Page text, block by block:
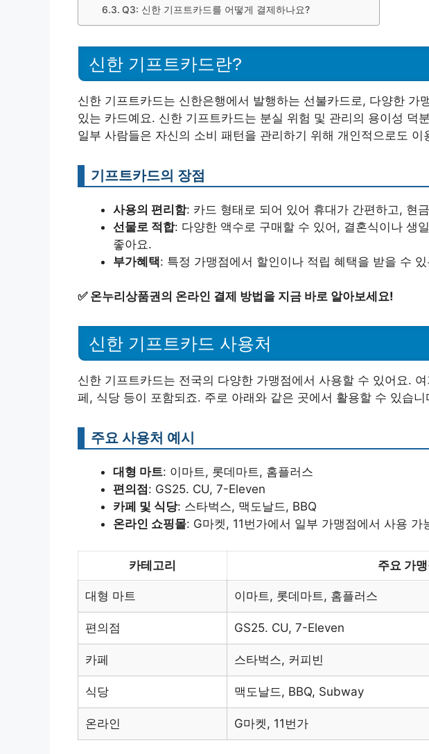
Q3: 신한 기프트카드를 어떻게 결제하나요?
신한 기프트카드란?
신한 기프트카드는 신한은행에서 발행하는 선불카드로, 다양한 가
있는 카드예요. 신한 기프트카드는 분실 위험 및 관리의 용이성 덕
일부 사람들은 자신의 소비 패턴을 관리하기 위해 개인적으로도 이
기프트카드의 장점
사용의 편리함: 카드 형태로 되어 있어 휴대가 간편하고, 현
선물로 적합: 다양한 액수로 구매할 수 있어, 결혼식이나 생
좋아요.
부가혜택: 특정 가맹점에서 할인이나 적립 혜택을 받을 수
✅ 온누리상품권의 온라인 결제 방법을 지금 바로 알아보세요!
신한 기프트카드 사용처
신한 기프트카드는 전국의 다양한 가맹점에서 사용할 수 있어요.
페, 식당 등이 포함되죠. 주로 아래와 같은 곳에서 활용할 수 있습니
주요 사용처 예시
대형 마트: 이마트, 롯데마트, 홈플러스
편의점 : GS25. CU, 7-Eleven
카페 및 식당: 스타벅스, 맥도날드, BBQ
온라인 쇼핑몰: G마켓, 11번가에서 일부 가맹점에서 사용 가
카테고리 주요 가
대형 마트 이마트, 롯데마트, 홈플러스
편의점 GS25. CU, 7-Eleven
카페 스타벅스, 커피빈
식당 맥도날드, BBQ, Subway
온라인 G마켓, 11번가